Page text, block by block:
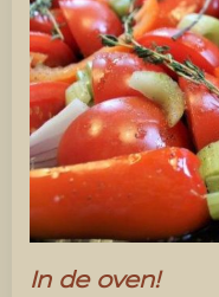
In de oven!